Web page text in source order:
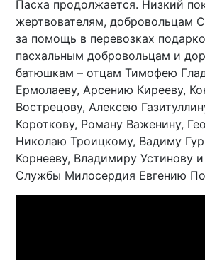
Пасха продолжается. Низкий
жертвователям, добровольцам
за помощь в перевозках
пасхальным добровольцам и
батюшкам – отцам Тимофею
Ермолаеву, Арсению Кирееву,
Вострецову, Алексею
Короткову, Роману Важенину,
Николаю Троицкому, Вадиму
Корнееву, Владимиру Устинову
Службы Милосердия Евгению